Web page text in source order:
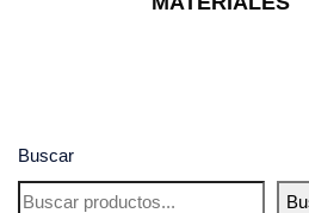
Buscar